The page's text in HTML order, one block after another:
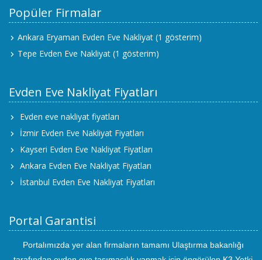
Popüler Firmalar
Ankara Eryaman Evden Eve Nakliyat (1 gösterim)
Tepe Evden Eve Nakliyat (1 gösterim)
Evden Eve Nakliyat Fiyatları
Evden eve nakliyat fiyatları
İzmir Evden Eve Nakliyat Fiyatları
Kayseri Evden Eve Nakliyat Fiyatları
Ankara Evden Eve Nakliyat Fiyatları
İstanbul Evden Eve Nakliyat Fiyatları
Portal Garantisi
Portalımızda yer alan firmaların tamamı Ulaştırma bakanlığı